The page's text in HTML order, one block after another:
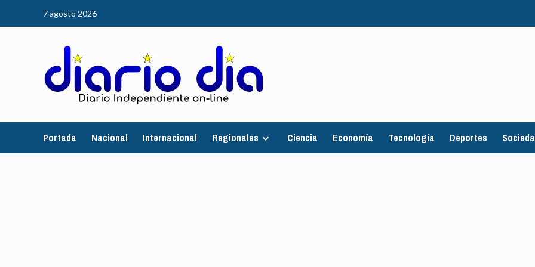
7 agosto 2026
Portada Nacional Internacional Regionales Ciencia Economía Tecnología Deportes